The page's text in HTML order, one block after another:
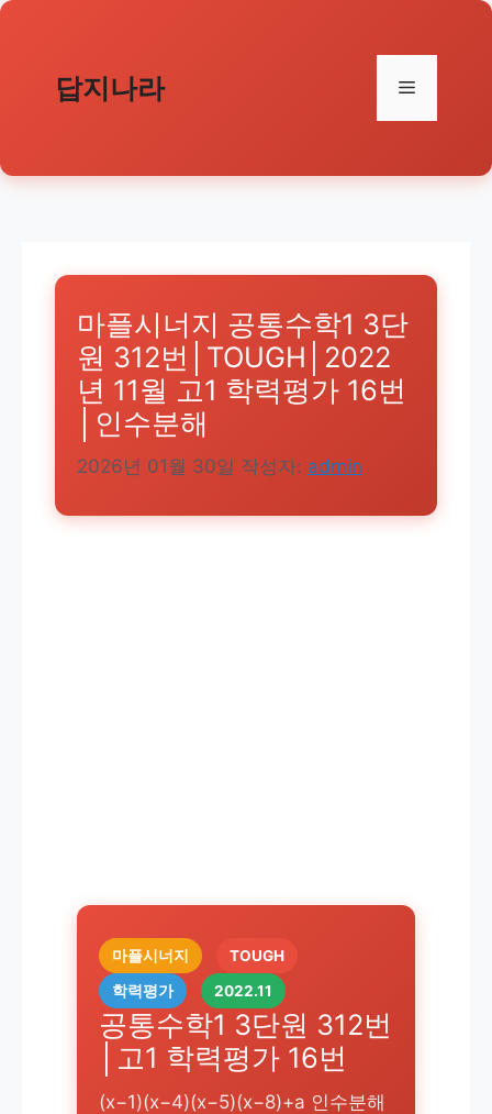
컨
너
답지나라 메
마플시너지 공통수학1 3단
원 312번│TOUGH│2022
년 11월 고1 학력평가 16번
│인수분해
2026년 01월 30일 작성자: admin
마플시너지
TOUGH
학력평가
2022.11
공통수학1 3단원 312번
│고1 학력평가 16번
(x−1)(x−4)(x−5)(x−8)+a 인수분해